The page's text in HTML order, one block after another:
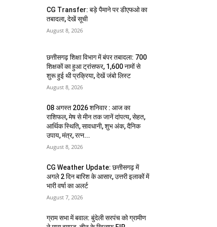
CG Transfer: बड़े पैमाने पर डीएफओ का
तबादला, देखें सूची
August 8, 2026
छत्तीसगढ़ शिक्षा विभाग में बंपर तबादला: 700
शिक्षकों का हुआ ट्रांसफर, 1,600 नामों से
शुरू हुई थी प्रक्रिया, देखें जंबो लिस्ट
August 8, 2026
08 अगस्त 2026 शनिवार : आज का
राशिफल, मेष से मीन तक जानें दांपत्य, सेहत,
आर्थिक स्थिति, सावधानी, शुभ अंक, दैनिक
उपाय, मंत्र, रत्न...
August 8, 2026
CG Weather Update: छत्तीसगढ़ में
अगले 2 दिन बारिश के आसार, उत्तरी इलाकों में
भारी वर्षा का अलर्ट
August 7, 2026
ग्राम सभा में बवाल: बुंदेली सरपंच को ग्रामीण